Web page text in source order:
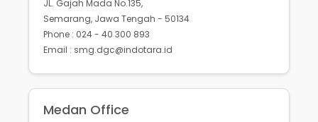
JL. Gajah Mada No.135,
Semarang, Jawa Tengah - 50134
Phone : 024 - 40 300 893
Email : smg.dgc@indotara.id
Medan Office